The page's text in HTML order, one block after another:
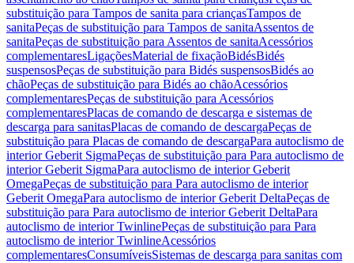
substituição para Tampos de sanita para criançasTampos de
sanitaPeças de substituição para Tampos de sanitaAssentos de
sanitaPeças de substituição para Assentos de sanitaAcessórios
complementaresLigaçõesMaterial de fixaçãoBidésBidés
suspensosPeças de substituição para Bidés suspensosBidés ao
chãoPeças de substituição para Bidés ao chãoAcessórios
complementaresPeças de substituição para Acessórios
complementaresPlacas de comando de descarga e sistemas de
descarga para sanitasPlacas de comando de descargaPeças de
substituição para Placas de comando de descargaPara autoclismo de
interior Geberit SigmaPeças de substituição para Para autoclismo de
interior Geberit SigmaPara autoclismo de interior Geberit
OmegaPeças de substituição para Para autoclismo de interior
Geberit OmegaPara autoclismo de interior Geberit DeltaPeças de
substituição para Para autoclismo de interior Geberit DeltaPara
autoclismo de interior TwinlinePeças de substituição para Para
autoclismo de interior TwinlineAcessórios
complementaresConsumíveisSistemas de descarga para sanitas com